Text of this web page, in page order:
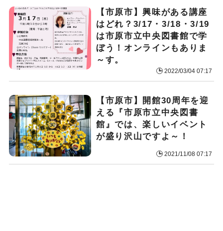
【市原市】興味がある講座
はどれ？3/17・3/18・3/19
は市原市立中央図書館で学
ぼう！オンラインもありま
～す。
2022/03/04 07:17
【市原市】開館30周年を迎
える『市原市立中央図書
館』では、楽しいイベント
が盛り沢山ですよ～！
2021/11/08 07:17